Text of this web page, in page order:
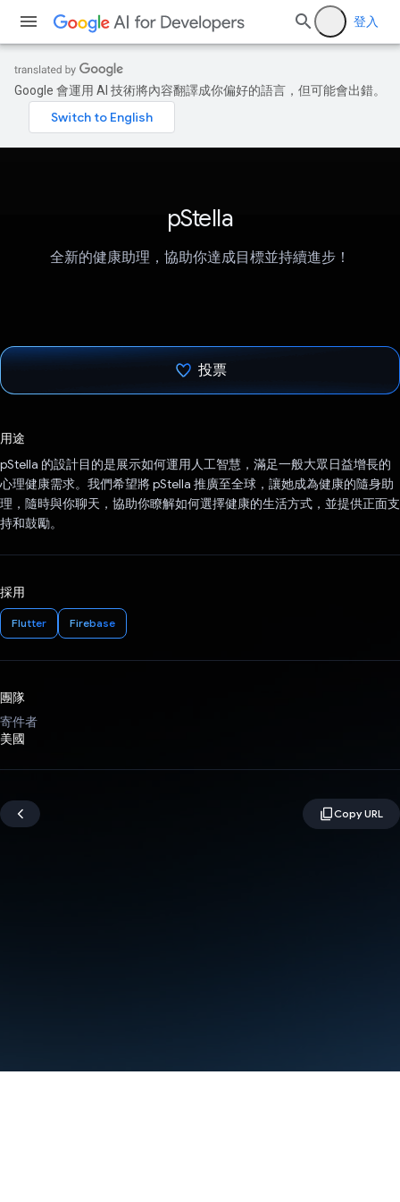
登入
Google 會運用 AI 技術將內容翻譯成你偏好的語言，但可能會出錯。
pStella
全新的健康助理，協助你達成目標並持續進步！
投票
用途
pStella 的設計目的是展示如何運用人工智慧，滿足一般大眾日益增長的
心理健康需求。我們希望將 pStella 推廣至全球，讓她成為健康的隨身助
理，隨時與你聊天，協助你瞭解如何選擇健康的生活方式，並提供正面支
持和鼓勵。
採用
Flutter Firebase
團隊
寄件者
美國